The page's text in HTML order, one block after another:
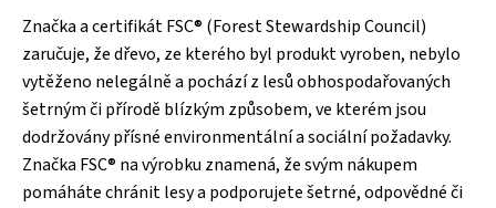
Značka a certifikát FSC® (Forest Stewardship Council)
zaručuje, že dřevo, ze kterého byl produkt vyroben, nebylo
vytěženo nelegálně a pochází z lesů obhospodařovaných
šetrným či přírodě blízkým způsobem, ve kterém jsou
dodržovány přísné environmentální a sociální požadavky.
Značka FSC® na výrobku znamená, že svým nákupem
pomáháte chránit lesy a podporujete šetrné, odpovědné či